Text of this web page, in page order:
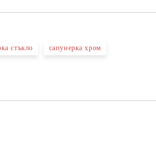
стъкло сапунерка хром